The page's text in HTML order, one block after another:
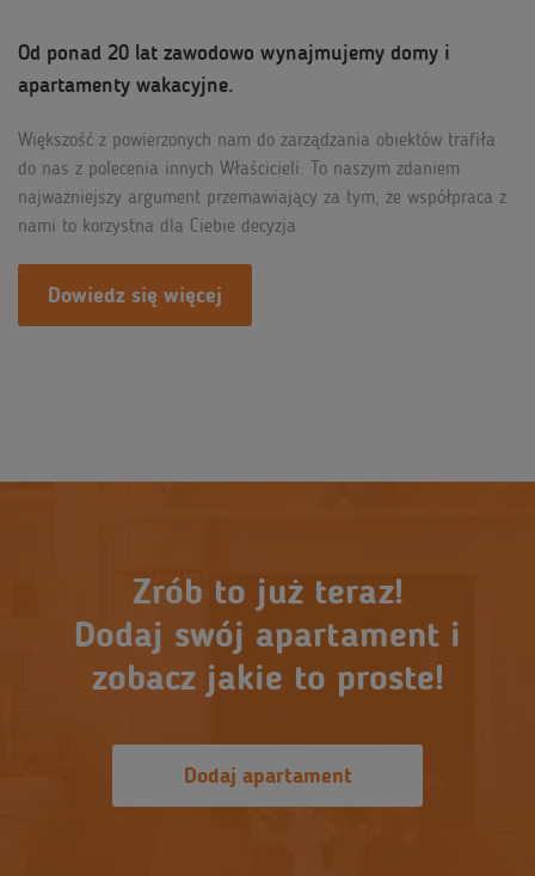
Od ponad 20 lat zawodowo wynajmujemy domy i
apartamenty wakacyjne.
Większość z powierzonych nam do zarządzania obiektów trafiła
do nas z polecenia innych Właścicieli. To naszym zdaniem
najważniejszy argument przemawiający za tym, że współpraca z
nami to korzystna dla Ciebie decyzja
Dowiedz się więcej
Zrób to już teraz!
Dodaj swój apartament i
zobacz jakie to proste!
Dodaj apartament